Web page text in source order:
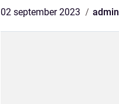
02 september 2023 admin